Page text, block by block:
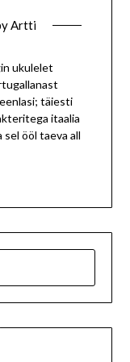
Artti
ukulelet
täiesti
itaalia
ööl taeva all